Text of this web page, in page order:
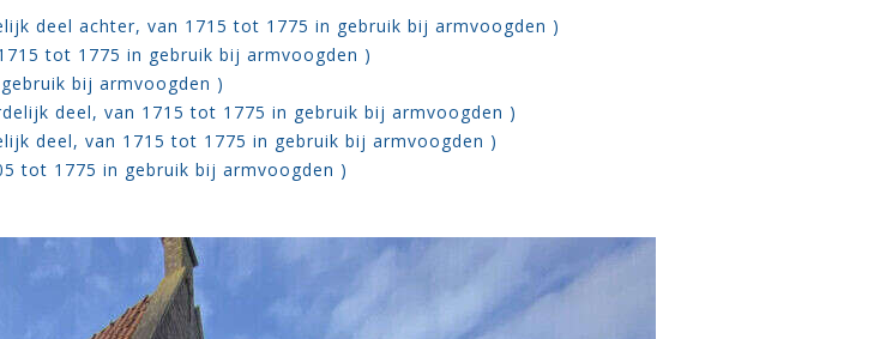
deel achter, van 1715 tot 1775 in gebruik bij armvoogden )
tot 1775 in gebruik bij armvoogden )
bij armvoogden )
deel, van 1715 tot 1775 in gebruik bij armvoogden )
deel, van 1715 tot 1775 in gebruik bij armvoogden )
tot 1775 in gebruik bij armvoogden )